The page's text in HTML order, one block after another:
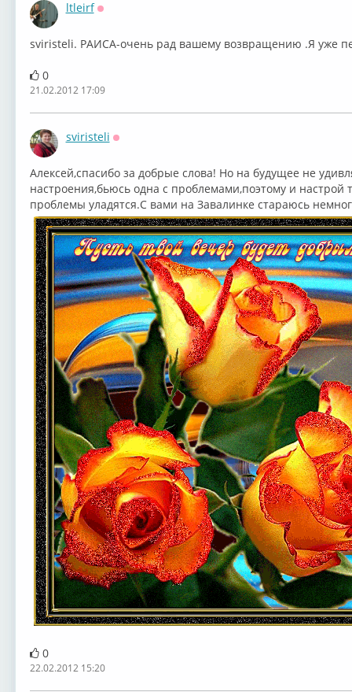
ltleirf
sviristeli. РАИСА-очень рад вашему возвращению .Я уже
0
21.02.2012 17:09
sviristeli
Алексей,спасибо за добрые слова! Но на будущее не
настроения,бьюсь одна с проблемами,поэтому и настрой
проблемы уладятся.С вами на Завалинке стараюсь
0
22.02.2012 15:20